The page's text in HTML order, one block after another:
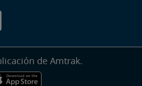
de Amtrak.